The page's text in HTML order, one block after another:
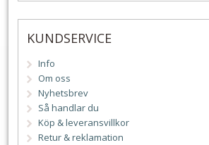
KUNDSERVICE
Info
Om oss
Nyhetsbrev
Så handlar du
Köp & leveransvillkor
Retur & reklamation